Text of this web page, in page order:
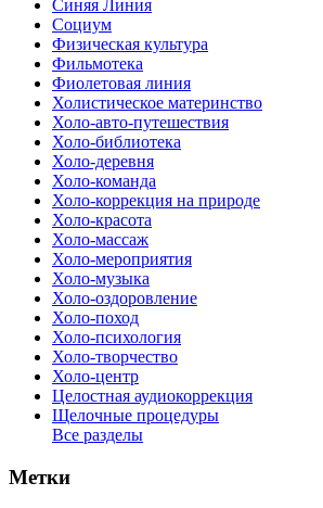
Синяя Линия
Социум
Физическая культура
Фильмотека
Фиолетовая линия
Холистическое материнство
Холо-авто-путешествия
Холо-библиотека
Холо-деревня
Холо-команда
Холо-коррекция на природе
Холо-красота
Холо-массаж
Холо-мероприятия
Холо-музыка
Холо-оздоровление
Холо-поход
Холо-психология
Холо-творчество
Холо-центр
Целостная аудиокоррекция
Щелочные процедуры
Все разделы
Метки